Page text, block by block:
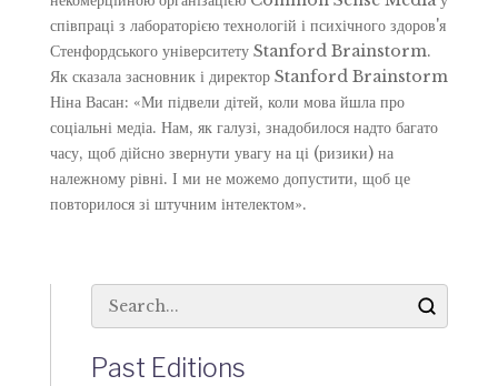
співпраці з лабораторією технологій і психічного здоров'я
Стенфордського університету Stanford Brainstorm.
Як сказала засновник і директор Stanford Brainstorm
Ніна Васан: «Ми підвели дітей, коли мова йшла про
соціальні медіа. Нам, як галузі, знадобилося надто багато
часу, щоб дійсно звернути увагу на ці (ризики) на
належному рівні. І ми не можемо допустити, щоб це
повторилося зі штучним інтелектом».
Past Editions